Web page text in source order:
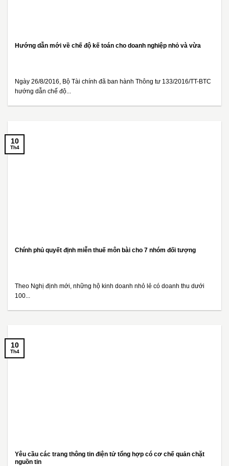
Hướng dẫn mới về chế độ kế toán cho doanh nghiệp nhỏ và vừa
Ngày 26/8/2016, Bộ Tài chính đã ban hành Thông tư 133/2016/TT-BTC
hướng dẫn chế độ...
Chính phủ quyết định miễn thuế môn bài cho 7 nhóm đối tượng
Theo Nghị định mới, những hộ kinh doanh nhỏ lẻ có doanh thu dưới
100...
10
Th4
Yêu cầu các trang thông tin điện tử tổng hợp có cơ chế quản chặt
nguồn tin
10
Th4